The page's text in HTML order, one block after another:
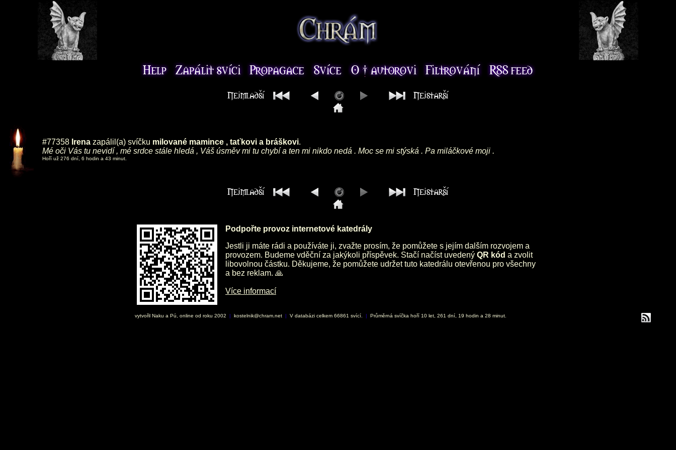
#77358 Irena zapálil(a) svíčku milované mamince , taťkovi a bráškovi.
Mé oči Vás tu nevidí , mé srdce stále hledá , Váš úsměv mi tu chybí a ten mi nikdo nedá . Moc se mi stýská . Pa miláčkové moji .
Hoří už 276 dní, 6 hodin a 43 minut.
Podpořte provoz internetové katedrály
Jestli ji máte rádi a používáte ji, zvažte prosím, že pomůžete s jejím dalším rozvojem a
provozem. Budeme vděční za jakýkoli příspěvek. Stačí načíst uvedený QR kód a zvolit
libovolnou částku. Děkujeme, že pomůžete udržet tuto katedrálu otevřenou pro všechny
a bez reklam. 🙏
Více informací
vytvořil Naku a Pú, online od roku 2002 | kostelnik@chram.net | V databázi celkem 66861 svící. | Průměrná svíčka hoří 10 let, 261 dní, 19 hodin a 28 minut.